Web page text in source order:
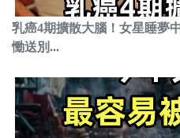
乳癌4期擴散大腦！女星睡夢
慟送別...